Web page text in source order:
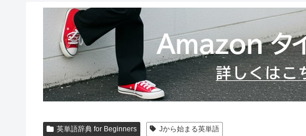
英単語辞典 for Beginners Jから始まる英単語